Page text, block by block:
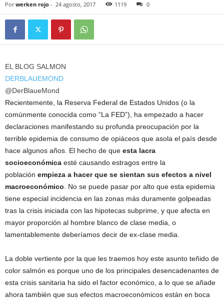
Por werken rojo - 24 agosto, 2017 1119 0
EL BLOG SALMON
DERBLAUEMOND
@DerBlaueMond
Recientemente, la Reserva Federal de Estados Unidos (o la
comúnmente conocida como “La FED”), ha empezado a hacer
declaraciones manifestando su profunda preocupación por la
terrible epidemia de consumo de opiáceos que asola el país desde
hace algunos años. El hecho de que esta lacra
socioeconómica esté causando estragos entre la
población empieza a hacer que se sientan sus efectos a nivel
macroeconómico . No se puede pasar por alto que esta epidemia
tiene especial incidencia en las zonas más duramente golpeadas
tras la crisis iniciada con las hipotecas subprime, y que afecta en
mayor proporción al hombre blanco de clase media, o
lamentablemente deberíamos decir de ex-clase media.
La doble vertiente por la que les traemos hoy este asunto teñido de
color salmón es porque uno de los principales desencadenantes de
esta crisis sanitaria ha sido el factor económico, a lo que se añade
ahora también que sus efectos macroeconómicos están en boca